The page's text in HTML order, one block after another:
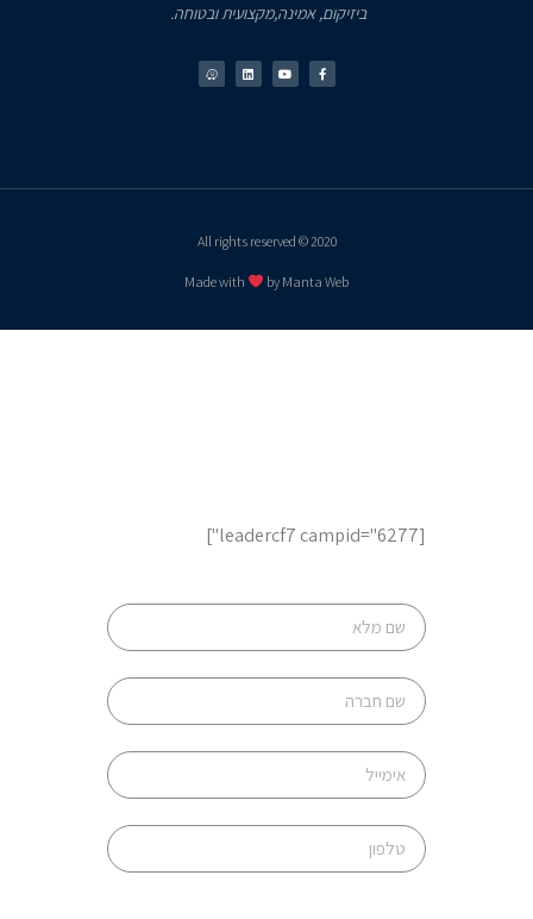
ביזיקום, אמינה,מקצועית ובטוחה.
2020 © All rights reserved
Made with by Manta Web
[leadercf7 campid="6277"]